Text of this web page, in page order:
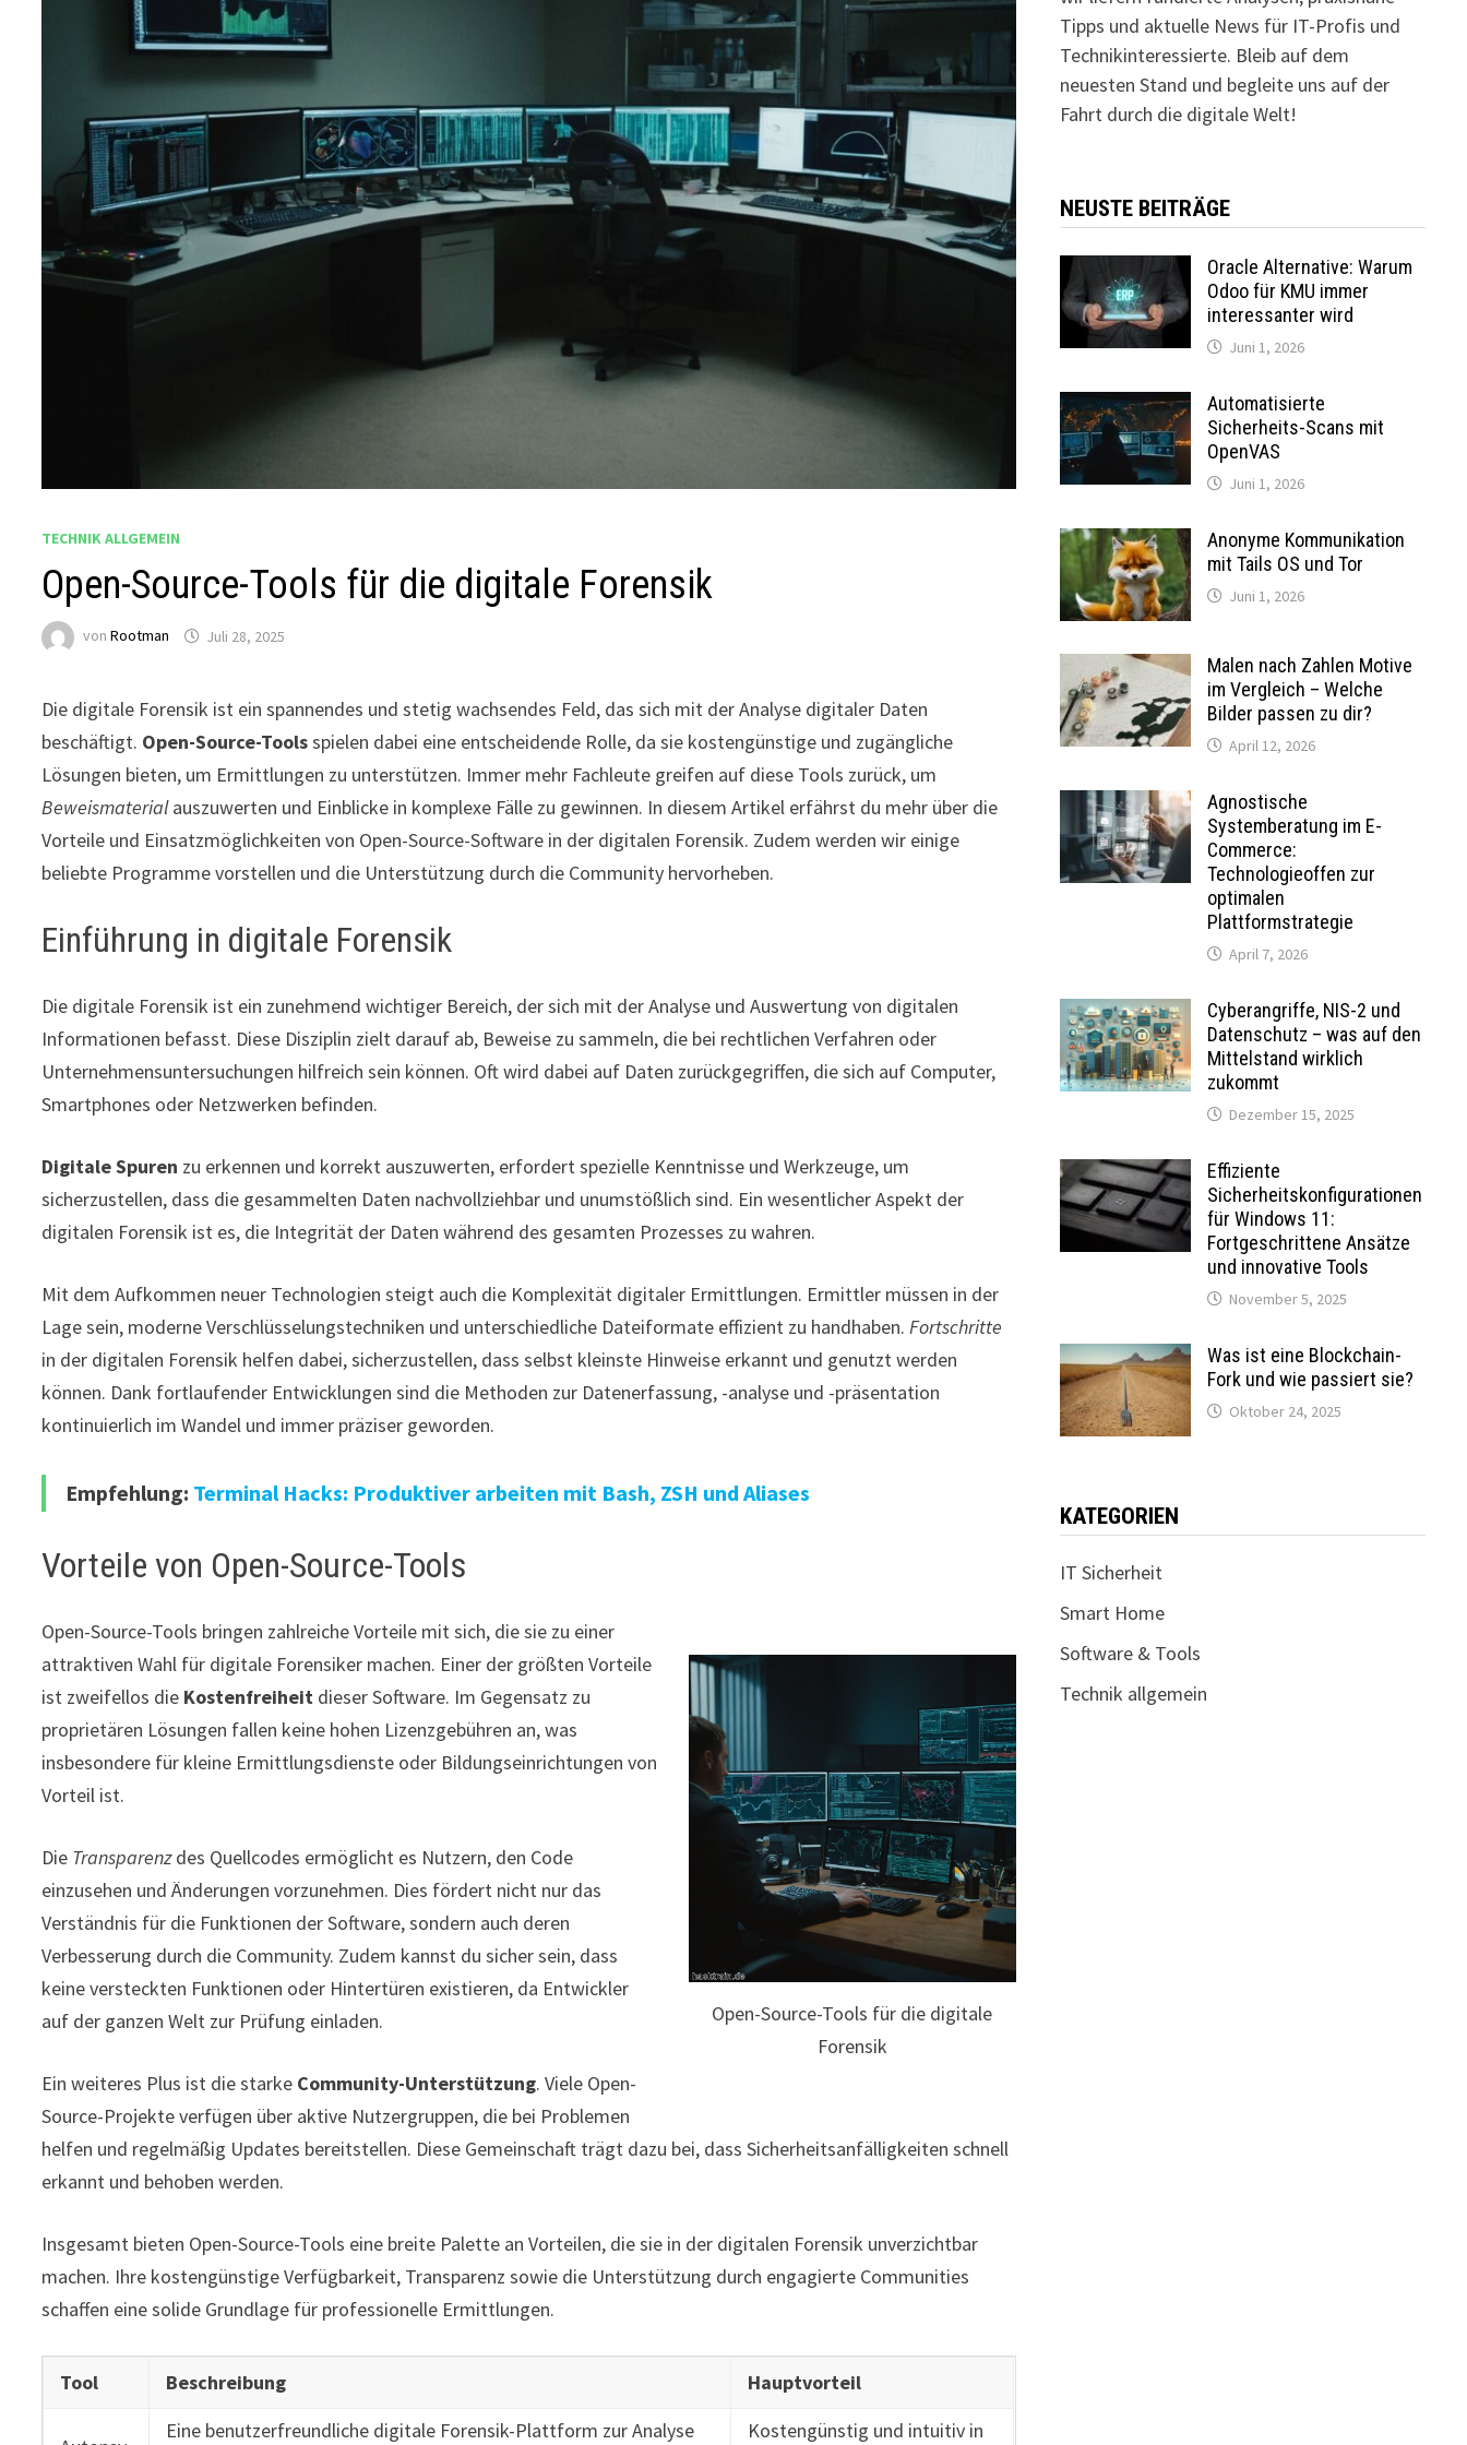
TECHNIK ALLGEMEIN
Open-Source-Tools für die digitale Forensik
vonRootman Juli 28, 2025
Die digitale Forensik ist ein spannendes und stetig wachsendes Feld, das sich mit der Analyse digitaler Daten
beschäftigt. Open-Source-Toolsspielen dabei eine entscheidende Rolle, da sie kostengünstige und zugängliche
Lösungen bieten, um Ermittlungen zu unterstützen. Immer mehr Fachleute greifen auf diese Tools zurück, um
Beweismaterialauszuwerten und Einblicke in komplexe Fälle zu gewinnen. In diesem Artikel erfährst du mehr über die
Vorteile und Einsatzmöglichkeiten von Open-Source-Software in der digitalen Forensik. Zudem werden wir einige
beliebte Programme vorstellen und die Unterstützung durch die Community hervorheben.
Einführung in digitale Forensik
Die digitale Forensik ist ein zunehmend wichtiger Bereich, der sich mit der Analyse und Auswertung von digitalen
Informationen befasst. Diese Disziplin zielt darauf ab, Beweise zu sammeln, die bei rechtlichen Verfahren oder
Unternehmensuntersuchungen hilfreich sein können. Oft wird dabei auf Daten zurückgegriffen, die sich auf Computer,
Smartphones oder Netzwerken befinden.
Digitale Spuren zu erkennen und korrekt auszuwerten, erfordert spezielle Kenntnisse und Werkzeuge, um
sicherzustellen, dass die gesammelten Daten nachvollziehbar und unumstößlich sind. Ein wesentlicher Aspekt der
digitalen Forensik ist es, die Integrität der Daten während des gesamten Prozesses zu wahren.
Mit dem Aufkommen neuer Technologien steigt auch die Komplexität digitaler Ermittlungen. Ermittler müssen in der
Lage sein, moderne Verschlüsselungstechniken und unterschiedliche Dateiformate effizient zu handhaben.Fortschritte
in der digitalen Forensik helfen dabei, sicherzustellen, dass selbst kleinste Hinweise erkannt und genutzt werden
können. Dank fortlaufender Entwicklungen sind die Methoden zur Datenerfassung, -analyse und -präsentation
kontinuierlich im Wandel und immer präziser geworden.
Empfehlung: Terminal Hacks: Produktiver arbeiten mit Bash, ZSH und Aliases
Vorteile von Open-Source-Tools
Open-Source-Tools für die digitale
Forensik
Open-Source-Tools bringen zahlreiche Vorteile mit sich, die sie zu einer
attraktiven Wahl für digitale Forensiker machen. Einer der größten Vorteile
ist zweifellos die Kostenfreiheit dieser Software. Im Gegensatz zu
proprietären Lösungen fallen keine hohen Lizenzgebühren an, was
insbesondere für kleine Ermittlungsdienste oder Bildungseinrichtungen von
Vorteil ist.
Die Transparenzdes Quellcodes ermöglicht es Nutzern, den Code
einzusehen und Änderungen vorzunehmen. Dies fördert nicht nur das
Verständnis für die Funktionen der Software, sondern auch deren
Verbesserung durch die Community. Zudem kannst du sicher sein, dass
keine versteckten Funktionen oder Hintertüren existieren, da Entwickler
auf der ganzen Welt zur Prüfung einladen.
Ein weiteres Plus ist die starke Community-Unterstützung. Viele Open-
Source-Projekte verfügen über aktive Nutzergruppen, die bei Problemen
helfen und regelmäßig Updates bereitstellen. Diese Gemeinschaft trägt dazu bei, dass Sicherheitsanfälligkeiten schnell
erkannt und behoben werden.
Insgesamt bieten Open-Source-Tools eine breite Palette an Vorteilen, die sie in der digitalen Forensik unverzichtbar
machen. Ihre kostengünstige Verfügbarkeit, Transparenz sowie die Unterstützung durch engagierte Communities
schaffen eine solide Grundlage für professionelle Ermittlungen.
Tool Beschreibung Hauptvorteil
Eine benutzerfreundliche digitale Forensik-Plattform zur Analyse Kostengünstig und intuitiv in
Tipps und aktuelle News für IT-Profis und
Technikinteressierte. Bleib auf dem
neuesten Stand und begleite uns auf der
Fahrt durch die digitale Welt!
NEUSTE BEITRÄGE
Oracle Alternative: Warum
Odoo für KMU immer
interessanter wird
Juni 1, 2026
Automatisierte
Sicherheits-Scans mit
OpenVAS
Juni 1, 2026
Anonyme Kommunikation
mit Tails OS und Tor
Juni 1, 2026
Malen nach Zahlen Motive
im Vergleich – Welche
Bilder passen zu dir?
April 12, 2026
Agnostische
Systemberatung im E-
Commerce:
Technologieoffen zur
optimalen
Plattformstrategie
April 7, 2026
Cyberangriffe, NIS-2 und
Datenschutz – was auf den
Mittelstand wirklich
zukommt
Dezember 15, 2025
Effiziente
Sicherheitskonfigurationen
für Windows 11:
Fortgeschrittene Ansätze
und innovative Tools
November 5, 2025
Was ist eine Blockchain-
Fork und wie passiert sie?
Oktober 24, 2025
KATEGORIEN
IT Sicherheit
Smart Home
Software & Tools
Technik allgemein